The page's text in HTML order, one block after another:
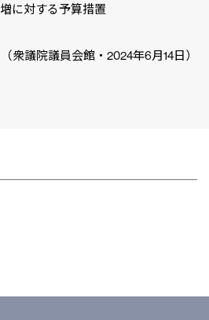
に対する予算措置
（衆議院議員会館・2024年6月14日）